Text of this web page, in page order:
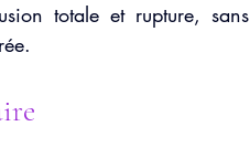
totale et rupture, sans